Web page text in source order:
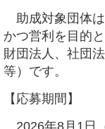
助成対象団体は
かつ営利を目的
財団法人、社団
等）です。
【応募期間】